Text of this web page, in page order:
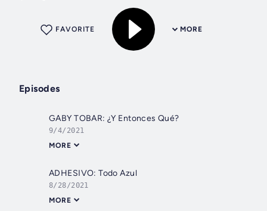
MORE
FAVORITE
Episodes
GABY TOBAR: ¿Y Entonces Qué?
9/4/2021
MORE
ADHESIVO: Todo Azul
8/28/2021
MORE